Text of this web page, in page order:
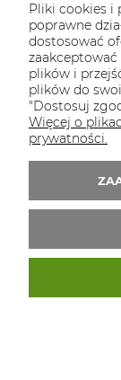
Zapisz
Pliki cookies i
poprawne
dostosować
plików i
plików do
"Dostosuj
Więcej o
prywatności.